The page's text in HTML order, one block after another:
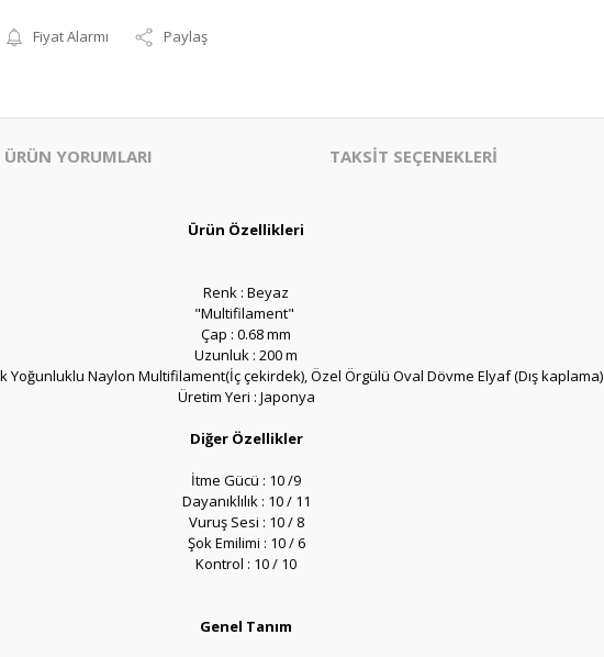
Fiyat Alarmı Paylaş
ÜRÜN YORUMLARI TAKSİT SEÇENEKLERİ
Ürün Özellikleri
Renk : Beyaz
"Multifilament"
Çap : 0.68 mm
Uzunluk : 200 m
Yoğunluklu Naylon Multifilament(İç çekirdek), Özel Örgülü Oval Dövme Elyaf (Dış kaplama)
Üretim Yeri : Japonya
Diğer Özellikler
İtme Gücü : 10 /9
Dayanıklılık : 10 / 11
Vuruş Sesi : 10 / 8
Şok Emilimi : 10 / 6
Kontrol : 10 / 10
Genel Tanım